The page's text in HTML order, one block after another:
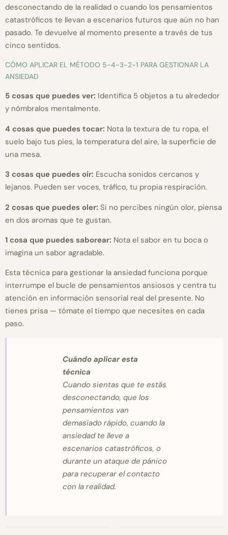
desconectando de la realidad o cuando los pensamientos
catastróficos te llevan a escenarios futuros que aún no han
pasado. Te devuelve al momento presente a través de tus
cinco sentidos.
CÓMO APLICAR EL MÉTODO 5-4-3-2-1 PARA GESTIONAR LA
ANSIEDAD
5 cosas que puedes ver: Identifica 5 objetos a tu alrededor
y nómbralos mentalmente.
4 cosas que puedes tocar: Nota la textura de tu ropa, el
suelo bajo tus pies, la temperatura del aire, la superficie de
una mesa.
3 cosas que puedes oír: Escucha sonidos cercanos y
lejanos. Pueden ser voces, tráfico, tu propia respiración.
2 cosas que puedes oler: Si no percibes ningún olor, piensa
en dos aromas que te gustan.
1 cosa que puedes saborear: Nota el sabor en tu boca o
imagina un sabor agradable.
Esta técnica para gestionar la ansiedad funciona porque
interrumpe el bucle de pensamientos ansiosos y centra tu
atención en información sensorial real del presente. No
tienes prisa — tómate el tiempo que necesites en cada
paso.
Cuándo aplicar esta
técnica
Cuando sientas que te estás
desconectando, que los
pensamientos van
demasiado rápido, cuando la
ansiedad te lleve a
escenarios catastróficos, o
durante un ataque de pánico
para recuperar el contacto
con la realidad.